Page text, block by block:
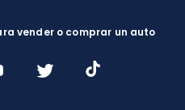
vender o comprar un auto